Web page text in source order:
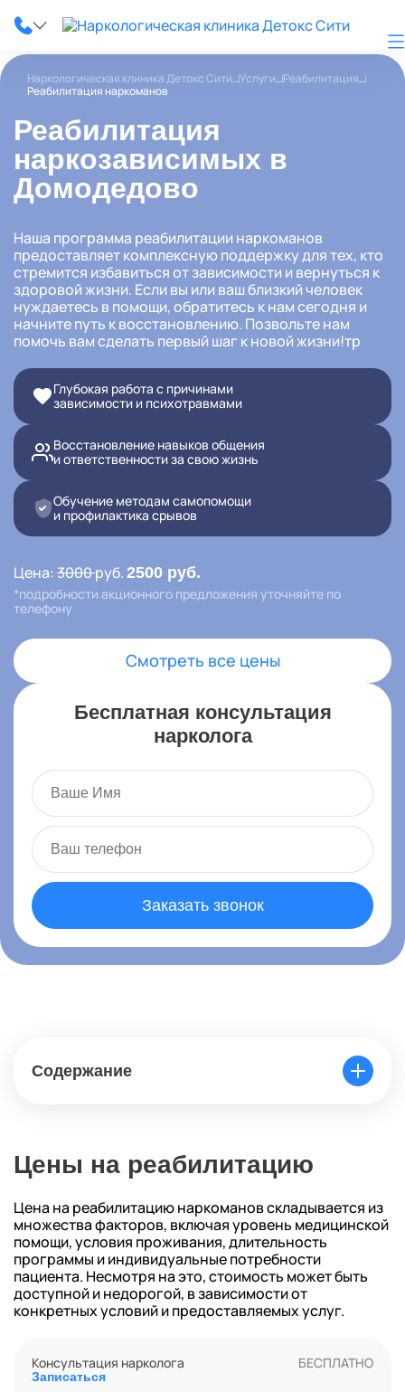
О клинике
Наши услуги
Цены
Лицензии
Фотогалерея
Акции и скидки
Вопрос-ответ
Контакты
Вызвать врача на дом
Домодедово,
ул. Пирогова, 4
Наркологическая клиника Детокс Сити Услуги Реабилитация
Реабилитация наркоманов
Реабилитация
наркозависимых в
Домодедово
Наша программа реабилитации наркоманов
предоставляет комплексную поддержку для тех, кто
стремится избавиться от зависимости и вернуться к
здоровой жизни. Если вы или ваш близкий человек
нуждаетесь в помощи, обратитесь к нам сегодня и
начните путь к восстановлению. Позвольте нам
помочь вам сделать первый шаг к новой жизни!тр
Глубокая работа с причинами
зависимости и психотравмами
Восстановление навыков общения
и ответственности за свою жизнь
Обучение методам самопомощи
и профилактика срывов
Цена:3000руб. 2500 руб.
*подробности акционного предложения уточняйте по
телефону
Смотреть все цены
Бесплатная консультация
нарколога
Заказать звонок
Содержание
Цены на реабилитацию
Цена на реабилитацию наркоманов складывается из
множества факторов, включая уровень медицинской
помощи, условия проживания, длительность
программы и индивидуальные потребности
пациента. Несмотря на это, стоимость может быть
доступной и недорогой, в зависимости от
конкретных условий и предоставляемых услуг.
Консультация нарколога БЕСПЛАТНО
Записаться